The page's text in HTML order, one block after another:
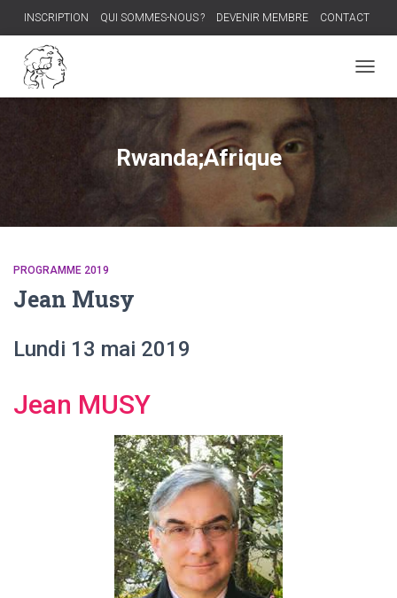
INSCRIPTION QUI SOMMES-NOUS ? DEVENIR MEMBRE CONTACT
LA
Rwanda;Afrique
PROGRAMME 2019
Jean Musy
Lundi 13 mai 2019
Jean MUSY